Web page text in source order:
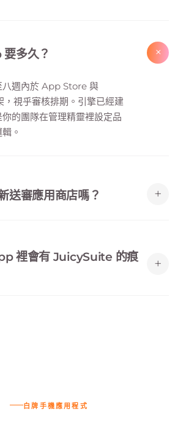
多久？ +
八週內於 App Store 與
視乎審核排期。引擎已經建
的團隊在管理精靈裡設定品
。
送審應用商店嗎？ +
版本。
裡會有 JuicySuite 的痕
+
白牌手機應用程式